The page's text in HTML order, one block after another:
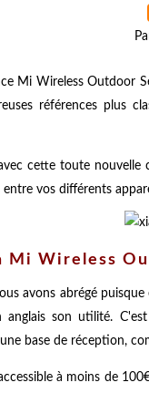
Mi Wireless Outdoor
références plus
cette toute
vos différents
Mi Wireless
avons abrégé puisque
son utilité.
base de réception,
à moins de